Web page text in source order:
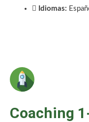
Idiomas:
Coaching